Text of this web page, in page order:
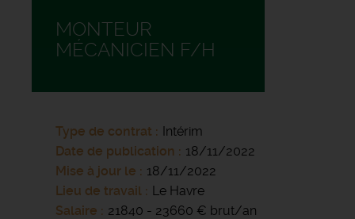
MONTEUR
MÉCANICIEN F/H
Type de contrat
Intérim
Date de publication
18/11/2022
Mise à jour le
18/11/2022
Lieu de travail
Le Havre
Salaire
21840 - 23660 € brut/an